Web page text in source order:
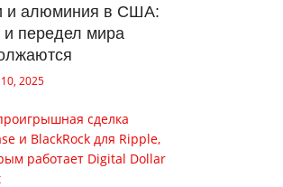
и алюминия в США:
и передел мира
2025